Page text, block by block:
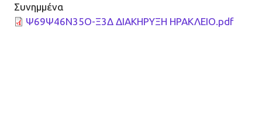
Συνημμένα
Ψ69Ψ46Ν35Ο-Ξ3Δ ΔΙΑΚΗΡΥΞΗ ΗΡΑΚΛΕΙΟ.pdf